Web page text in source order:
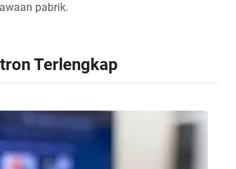
pabrik.
Terlengkap